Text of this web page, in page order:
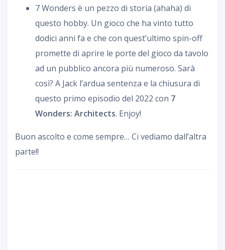
7 Wonders è un pezzo di storia (ahaha) di
questo hobby. Un gioco che ha vinto tutto
dodici anni fa e che con quest’ultimo spin-off
promette di aprire le porte del gioco da tavolo
ad un pubblico ancora più numeroso. Sarà
così? A Jack l’ardua sentenza e la chiusura di
questo primo episodio del 2022 con 7
Wonders: Architects. Enjoy!
Buon ascolto e come sempre… Ci vediamo dall’altra
parte!!